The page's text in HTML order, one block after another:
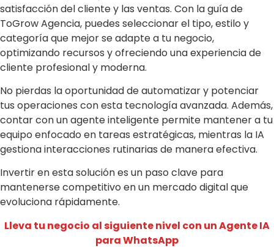
satisfacción del cliente y las ventas. Con la guía de
ToGrow Agencia, puedes seleccionar el tipo, estilo y
categoría que mejor se adapte a tu negocio,
optimizando recursos y ofreciendo una experiencia de
cliente profesional y moderna.
No pierdas la oportunidad de automatizar y potenciar
tus operaciones con esta tecnología avanzada. Además,
contar con un agente inteligente permite mantener a tu
equipo enfocado en tareas estratégicas, mientras la IA
gestiona interacciones rutinarias de manera efectiva.
Invertir en esta solución es un paso clave para
mantenerse competitivo en un mercado digital que
evoluciona rápidamente.
Lleva tu negocio al siguiente nivel con un Agente IA
para WhatsApp